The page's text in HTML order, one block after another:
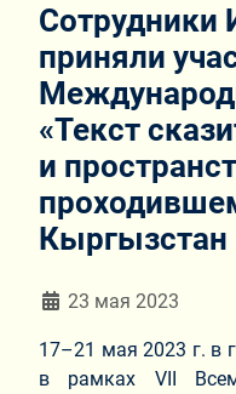
приняли
«Текст
и
Кыргызстан
Информация о
23 мая 2023
17–21 мая 2023 г. в
в рамках VII